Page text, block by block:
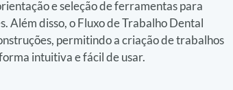
e seleção de ferramentas para
Além disso, o Fluxo de Trabalho Dental
permitindo a criação de trabalhos
intuitiva e fácil de usar.